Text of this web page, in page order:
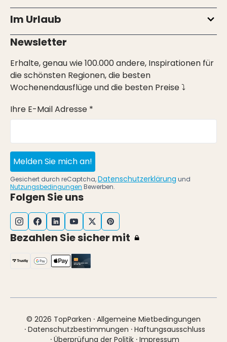
Im Urlaub
Newsletter
Erhalte, genau wie 100.000 andere, Inspirationen für
die schönsten Regionen, die besten
Wochenendausflüge und die besten Preise ⤵
Ihre E-Mail Adresse *
Melden Sie mich an!
Gesichert durch reCaptcha,Datenschutzerklärung und
Nutzungsbedingungen Bewerben.
Folgen Sie uns
Bezahlen Sie sicher mit
© 2026 TopParken · Allgemeine Mietbedingungen
· Datenschutzbestimmungen · Haftungsausschluss
· Überprüfung der Politik · Impressum